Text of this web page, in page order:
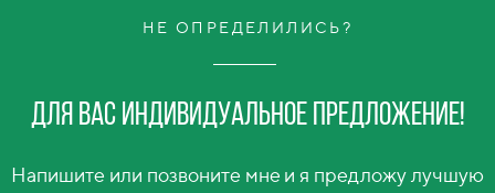
НЕ ОПРЕДЕЛИЛИСЬ?
Для вас индивидуальное предложение!
Напишите или позвоните мне и я предложу лучшую